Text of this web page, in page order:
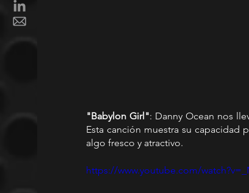
"Babylon Girl": Danny Ocean nos
Esta canción muestra su capacidad
algo fresco y atractivo.
https://www.youtube.com/